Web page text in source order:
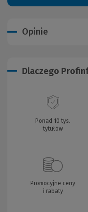
Opinie
Dlaczego
Ponad 10 tys.
tytułów
Promocyjne ceny
i rabaty